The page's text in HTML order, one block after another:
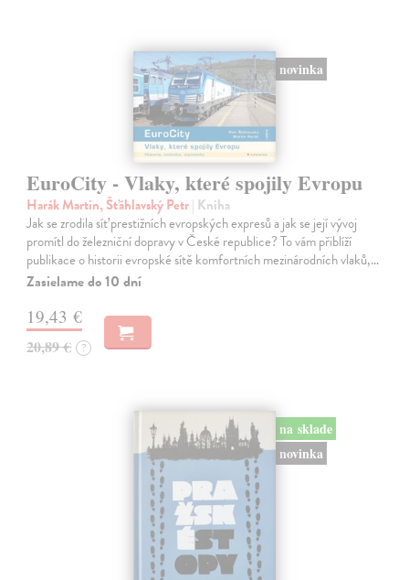
novinka
EuroCity - Vlaky, které spojily Evropu
Harák Martin, Šťáhlavský Petr| Kniha
Jak se zrodila síť prestižních evropských expresů a jak se její vývoj
promítl do železniční dopravy v České republice? To vám přiblíží
publikace o historii evropské sítě komfortních mezinárodních vlaků,…
Zasielame do 10 dní
19,43 €
20,89 € ?
na sklade
novinka